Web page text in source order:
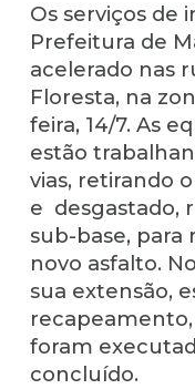
Os serviços de
Prefeitura de
acelerado nas
Floresta, na
feira, 14/7. As
estão
vias, retirando
e desgastado,
sub-base, para
novo asfalto.
sua extensão,
recapeamento,
foram
concluído.